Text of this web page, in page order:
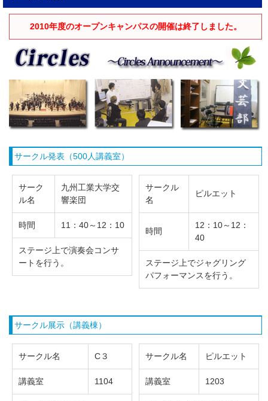
2010年度のオープンキャンパスの開催は終了しました。
サークル発表（500人講義室）
サーク
ル名
九州工業大学交
響楽団
時間 11：40～12：10
ステージ上で演奏会コンサ
ートを行う。
サークル
名
ピルエット
時間
12：10～12：
40
ステージ上でジャグリング
パフォーマンスを行う。
サークル展示（講義棟）
サークル名 C３
講義室 1104
サークル名 ピルエット
講義室 1203